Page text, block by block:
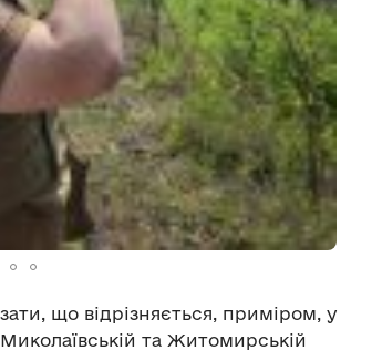
що відрізняється, приміром, у
Миколаївській та Житомирській